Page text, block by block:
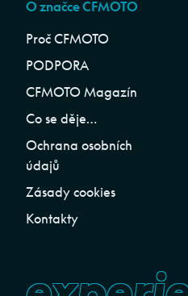
O značce CFMOTO
Proč CFMOTO
PODPORA
CFMOTO Magazín
Co se děje…
Ochrana osobních
údajů
Zásady cookies
Kontakty